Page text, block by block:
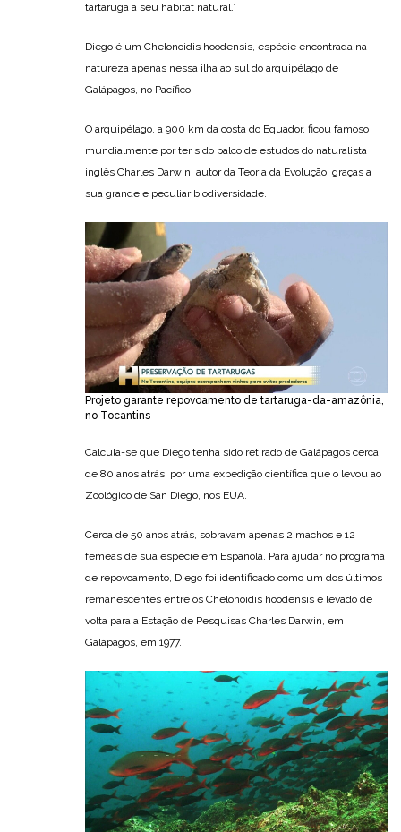
tartaruga a seu habitat natural.”
Diego é um Chelonoidis hoodensis, espécie encontrada na
natureza apenas nessa ilha ao sul do arquipélago de
Galápagos, no Pacífico.
O arquipélago, a 900 km da costa do Equador, ficou famoso
mundialmente por ter sido palco de estudos do naturalista
inglês Charles Darwin, autor da Teoria da Evolução, graças a
sua grande e peculiar biodiversidade.
Projeto garante repovoamento de tartaruga-da-amazônia,
no Tocantins
Calcula-se que Diego tenha sido retirado de Galápagos cerca
de 80 anos atrás, por uma expedição científica que o levou ao
Zoológico de San Diego, nos EUA.
Cerca de 50 anos atrás, sobravam apenas 2 machos e 12
fêmeas de sua espécie em Española. Para ajudar no programa
de repovoamento, Diego foi identificado como um dos últimos
remanescentes entre os Chelonoidis hoodensis e levado de
volta para a Estação de Pesquisas Charles Darwin, em
Galápagos, em 1977.